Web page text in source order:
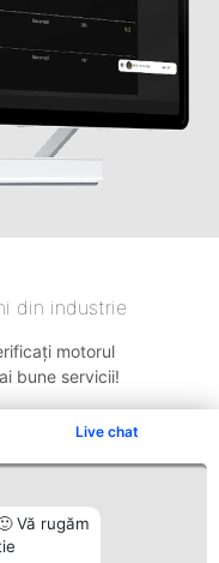
Live chat
Vă rugăm
din industrie
motorul
bune servicii!